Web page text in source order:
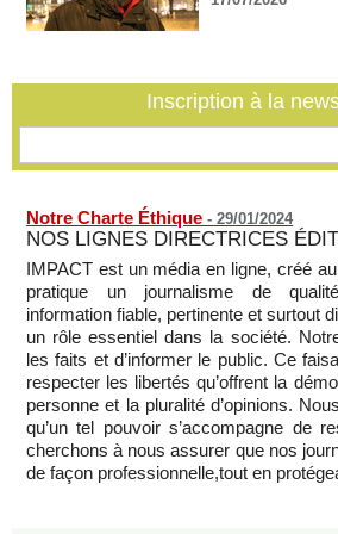
région qui affaiblit le principe de rotation
Lopez)
L’UE débloque 1,4 milliard d’euros de
gelés pour financer l’Ukraine
05/08/2026 -
Inscription à la
Notre Charte Éthique - 29/01/2024
NOS LIGNES DIRECTRICES
IMPACT est un média en ligne, créé
pratique un journalisme de
information fiable, pertinente et surtout
un rôle essentiel dans la société.
les faits et d’informer le public. Ce
respecter les libertés qu’offrent la
personne et la pluralité d’opinions.
qu’un tel pouvoir s’accompagne de
cherchons à nous assurer que nos
de façon professionnelle,tout en